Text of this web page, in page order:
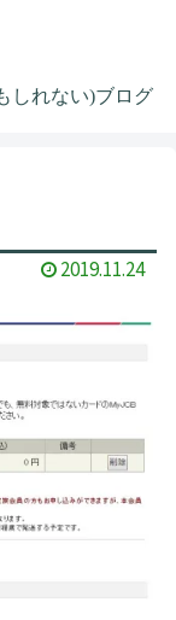
しれない)ブログ
2019.11.24